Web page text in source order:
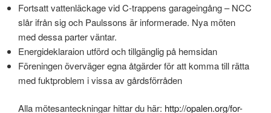
Fortsatt vattenläckage vid C-trappens garageingång – NCC
slår ifrån sig och Paulssons är informerade. Nya möten
med dessa parter väntar.
Energideklaraion utförd och tillgänglig på hemsidan
Föreningen överväger egna åtgärder för att komma till rätta
med fuktproblem i vissa av gårdsförråden
Alla mötesanteckningar hittar du här: http://opalen.org/for-